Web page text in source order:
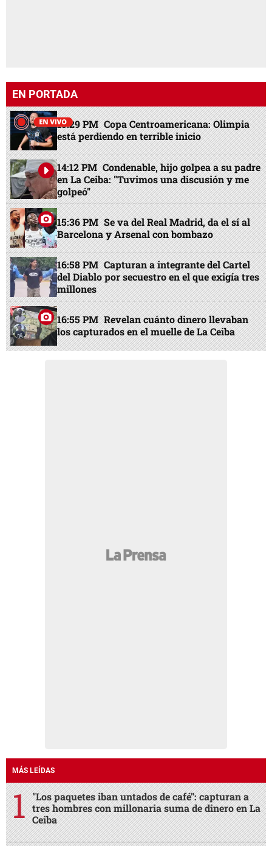
EN PORTADA
13:29 PM Copa Centroamericana: Olimpia
está perdiendo en terrible inicio
14:12 PM Condenable, hijo golpea a su padre
en La Ceiba: "Tuvimos una discusión y me
golpeó"
15:36 PM Se va del Real Madrid, da el sí al
Barcelona y Arsenal con bombazo
16:58 PM Capturan a integrante del Cartel
del Diablo por secuestro en el que exigía tres
millones
16:55 PM Revelan cuánto dinero llevaban
los capturados en el muelle de La Ceiba
MÁS LEÍDAS
"Los paquetes iban untados de café": capturan a
tres hombres con millonaria suma de dinero en La
Ceiba